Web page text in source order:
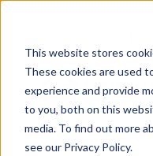
This website stores
These cookies are used
experience and provide
to you, both on this
media. To find out more
see our Privacy Policy.